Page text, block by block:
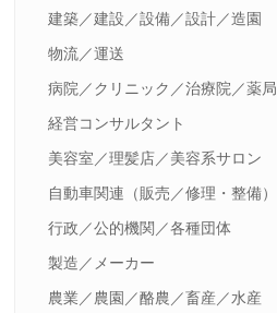
建築／建設／設備／設計／造園
物流／運送
病院／クリニック／治療院／薬局
経営コンサルタント
美容室／理髪店／美容系サロン
自動車関連（販売／修理・整備）
行政／公的機関／各種団体
製造／メーカー
農業／農園／酪農／畜産／水産